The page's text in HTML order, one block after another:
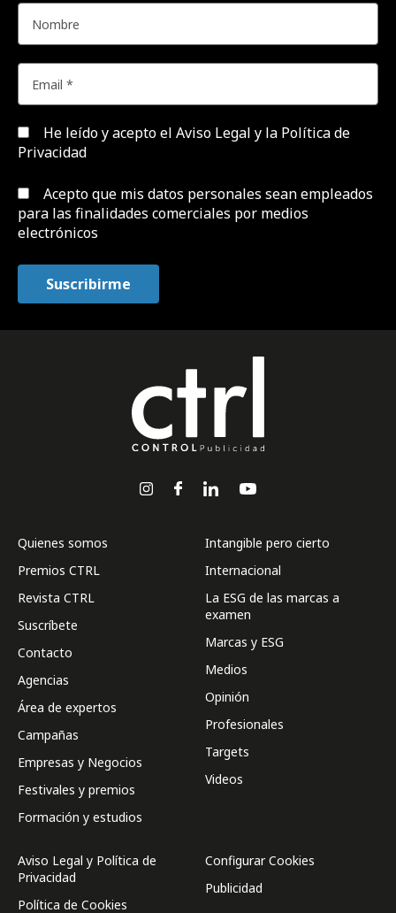
He leído y acepto el Aviso Legal y la Política de
Privacidad
Acepto que mis datos personales sean empleados
para las finalidades comerciales por medios
electrónicos
Quienes somos
Premios CTRL
Revista CTRL
Suscríbete
Contacto
Agencias
Área de expertos
Campañas
Empresas y Negocios
Festivales y premios
Formación y estudios
Intangible pero cierto
Internacional
La ESG de las marcas a
examen
Marcas y ESG
Medios
Opinión
Profesionales
Targets
Videos
Aviso Legal y Política de
Privacidad
Política de Cookies
Configurar Cookies
Publicidad